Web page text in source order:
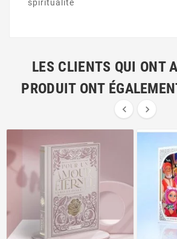
spiritualité
LES CLIENTS QUI ONT
PRODUIT ONT
 